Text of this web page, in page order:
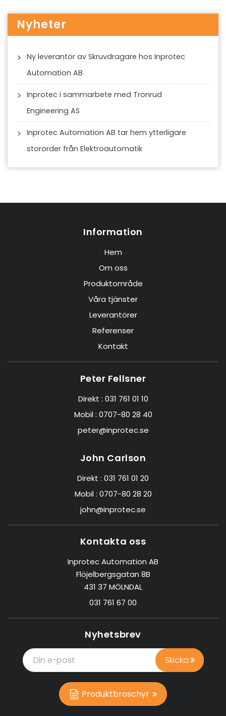
Nyheter
Ny leverantör av Skruvdragare hos Inprotec
Automation AB
Inprotec i sammarbete med Tronrud
Engineering AS
Inprotec Automation AB tar hem ytterligare
stororder från Elektroautomatik
Information
Hem
Om oss
Produktområde
Våra tjänster
Leverantörer
Referenser
Kontakt
Peter Fellsner
Direkt : 031 761 01 10
Mobil : 0707-80 28 40
peter@inprotec.se
John Carlson
Direkt : 031 761 01 20
Mobil : 0707-80 28 20
john@inprotec.se
Kontakta oss
Inprotec Automation AB
Flöjelbergsgatan 8B
431 37 MÖLNDAL
031 761 67 00
Nyhetsbrev
Produktbroschyr